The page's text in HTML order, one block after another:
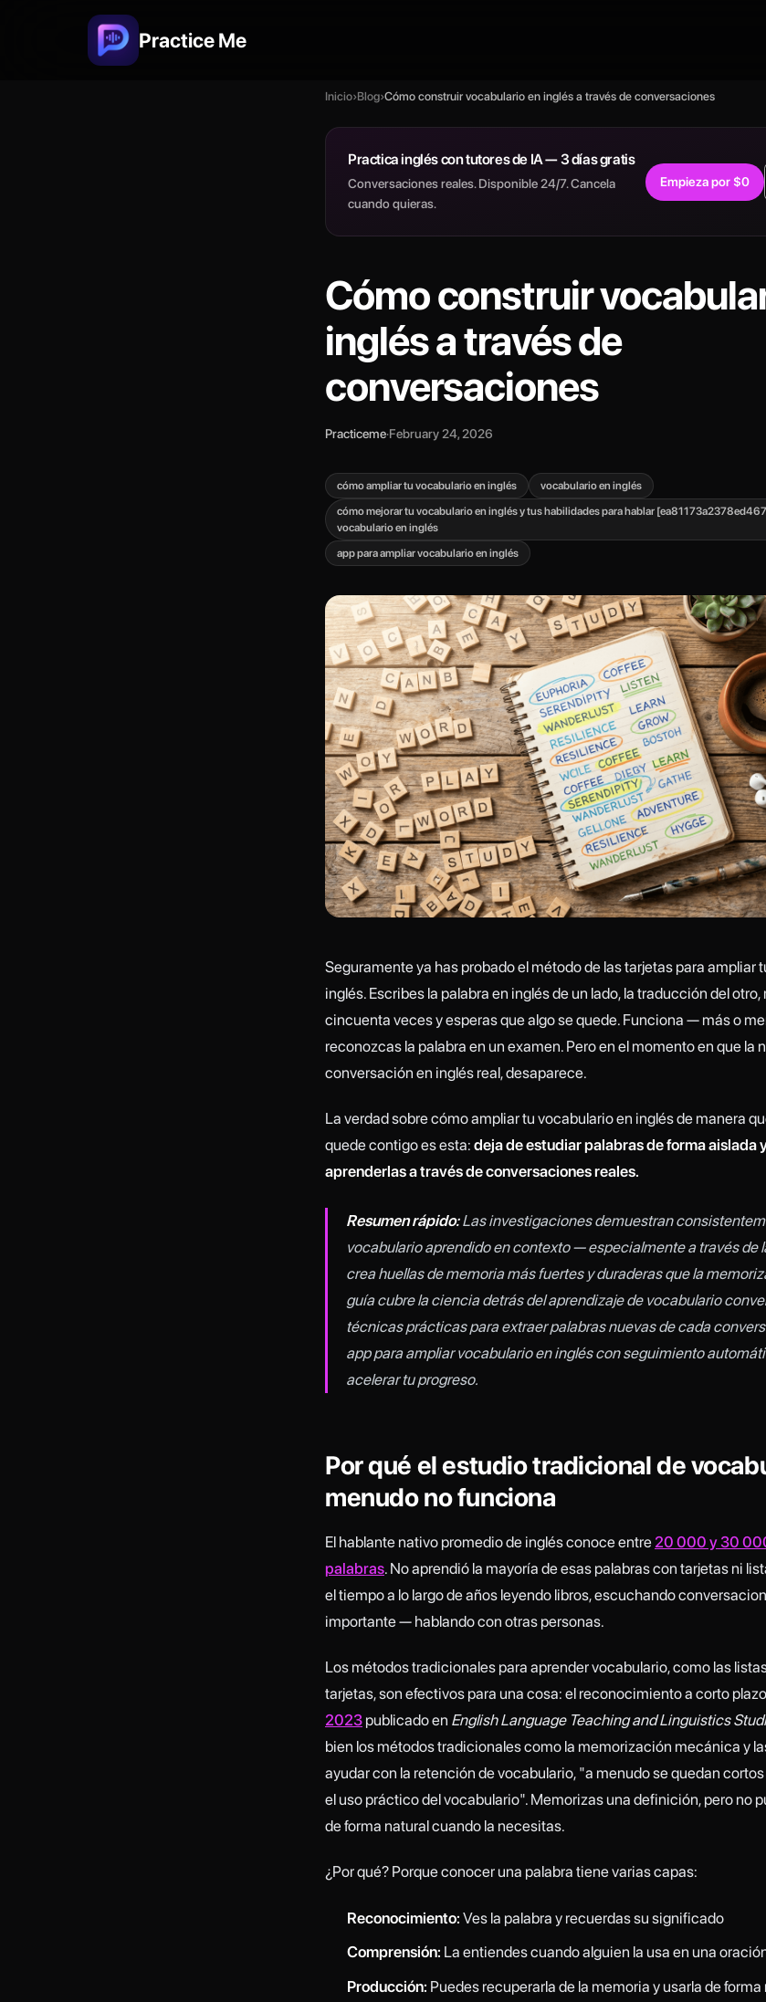
Practice Me
Inicio›Blog›Cómo construir vocabulario en inglés a través de conversaciones
Practica inglés con tutores de IA — 3 días gratis
Conversaciones reales. Disponible 24/7. Cancela
cuando quieras.
Empieza por $0
Cómo construir
inglés a través de
conversaciones
Practiceme·February 24, 2026
cómo ampliar tu vocabulario en inglés
vocabulario en inglés
cómo mejorar tu vocabulario en inglés y tus habilidades para hablar
vocabulario en inglés
app para ampliar vocabulario en inglés
Seguramente ya has probado el método de las tarjetas para ampliar
inglés. Escribes la palabra en inglés de un lado, la traducción del otro,
cincuenta veces y esperas que algo se quede. Funciona — más o
reconozcas la palabra en un examen. Pero en el momento en que la
conversación en inglés real, desaparece.
La verdad sobre cómo ampliar tu vocabulario en inglés de manera
quede contigo es esta: deja de estudiar palabras de forma aislada
aprenderlas a través de conversaciones reales.
Resumen rápido:Las investigaciones demuestran
vocabulario aprendido en contexto — especialmente a través de
crea huellas de memoria más fuertes y duraderas que la
guía cubre la ciencia detrás del aprendizaje de vocabulario
técnicas prácticas para extraer palabras nuevas de cada
app para ampliar vocabulario en inglés con seguimiento
acelerar tu progreso.
Por qué el estudio tradicional de
menudo no funciona
El hablante nativo promedio de inglés conoce entre 20 000 y 30
palabras. No aprendió la mayoría de esas palabras con tarjetas ni
el tiempo a lo largo de años leyendo libros, escuchando
importante — hablando con otras personas.
Los métodos tradicionales para aprender vocabulario, como las
tarjetas, son efectivos para una cosa: el reconocimiento a corto
2023 publicado en English Language Teaching and Linguistics
bien los métodos tradicionales como la memorización mecánica y
ayudar con la retención de vocabulario, "a menudo se quedan
el uso práctico del vocabulario". Memorizas una definición, pero no
de forma natural cuando la necesitas.
¿Por qué? Porque conocer una palabra tiene varias capas:
Reconocimiento: Ves la palabra y recuerdas su significado
Comprensión: La entiendes cuando alguien la usa en una
Producción: Puedes recuperarla de la memoria y usarla de